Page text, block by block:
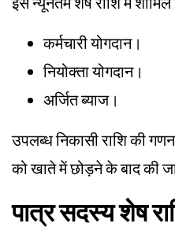
कर्मचारी योगदान।
नियोक्ता योगदान।
अर्जित ब्याज।
उपलब्ध निकासी राशि की
को खाते में छोड़ने के बाद की
पात्र सदस्य शेष